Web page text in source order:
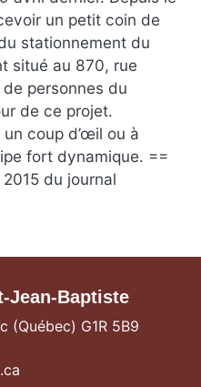
un petit coin de
stationnement du
situé au 870, rue
personnes du
de ce projet.
un coup d’œil ou à
fort dynamique. ==
du journal
Jean-Baptiste
(Québec) G1R 5B9